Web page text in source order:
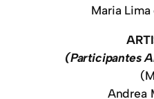
Maria
(Participantes
Andrea